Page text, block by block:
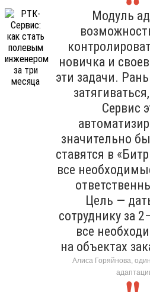
Модуль
новичка и
эти задачи.
Сервис
значительно
ставятся в
все
Цель —
сотруднику за
все
на объектах
Алиса Горяйнова,